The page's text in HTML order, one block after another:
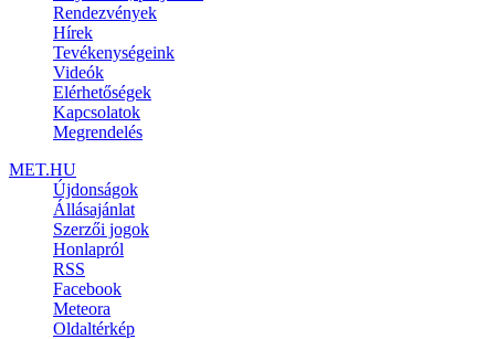
Rendezvények
Hírek
Tevékenységeink
Videók
Elérhetőségek
Kapcsolatok
Megrendelés
MET.HU
Újdonságok
Állásajánlat
Szerzői jogok
Honlapról
RSS
Facebook
Meteora
Oldaltérkép